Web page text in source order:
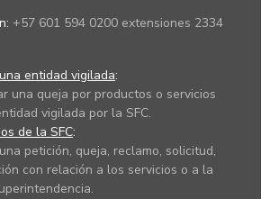
+57 601 594 0200 extensiones 2334
entidad vigilada:
una queja por productos o servicios
vigilada por la SFC.
de la SFC:
petición, queja, reclamo, solicitud,
con relación a los servicios o a la